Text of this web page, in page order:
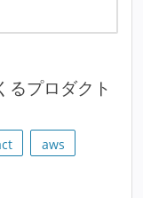
るプロダクト
aws